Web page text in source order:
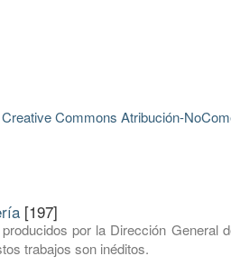
Commons Atribución-
[197]
por la Dirección General
trabajos son inéditos.